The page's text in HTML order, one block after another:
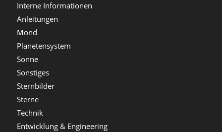
Interne Informationen
Anleitungen
Mond
Planetensystem
Sonne
Sonstiges
Sternbilder
Sterne
Technik
Entwicklung & Engineering